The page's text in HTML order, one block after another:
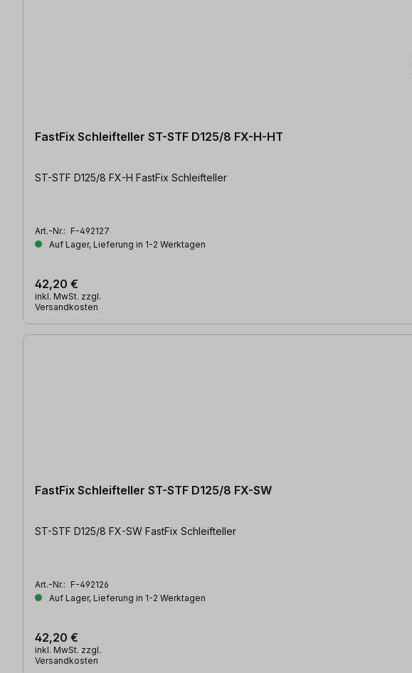
FastFix Schleifteller ST-STF D125/8 FX-H-HT
ST-STF D125/8 FX-H FastFix Schleifteller
Art.-Nr.: F-492127
Auf Lager, Lieferung in 1-2 Werktagen
42,20 €
inkl. MwSt. zzgl.
Versandkosten
FastFix Schleifteller ST-STF D125/8 FX-SW
ST-STF D125/8 FX-SW FastFix Schleifteller
Art.-Nr.: F-492126
Auf Lager, Lieferung in 1-2 Werktagen
42,20 €
inkl. MwSt. zzgl.
Versandkosten